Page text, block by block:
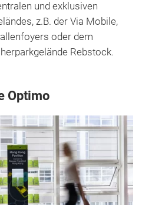
und exklusiven
z.B. der Via Mobile,
oder dem
Rebstock.
Optimo